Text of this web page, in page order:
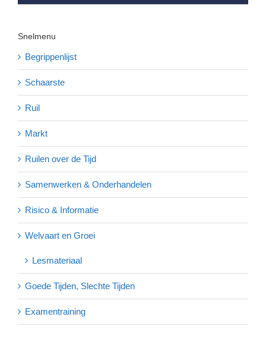
Snelmenu
Begrippenlijst
Schaarste
Ruil
Markt
Ruilen over de Tijd
Samenwerken & Onderhandelen
Risico & Informatie
Welvaart en Groei
Lesmateriaal
Goede Tijden, Slechte Tijden
Examentraining